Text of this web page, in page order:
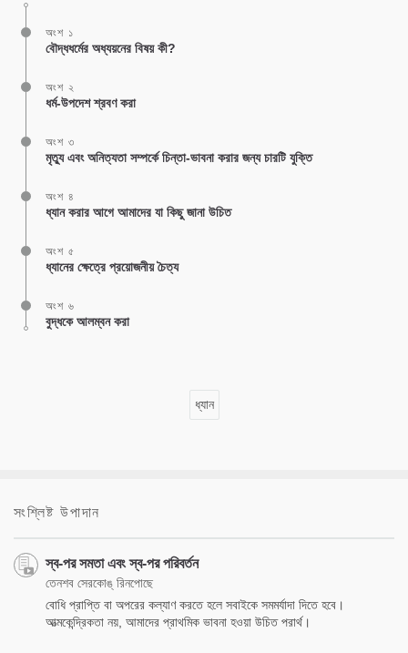
অংশ ১
বৌদ্ধধর্মের অধ্যয়নের বিষয় কী?
অংশ ২
ধর্ম-উপদেশ শ্রবণ করা
অংশ ৩
মৃত্যু এবং অনিত্যতা সম্পর্কে চিন্তা-ভাবনা করার জন্য চারটি যুক্তি
অংশ ৪
ধ্যান করার আগে আমাদের যা কিছু জানা উচিত
অংশ ৫
ধ্যানের ক্ষেত্রে প্রয়োজনীয় চৈত্য
অংশ ৬
বুদ্ধকে আলম্বন করা
ধ্যান
সংশ্লিষ্ট উপাদান
স্ব-পর সমতা এবং স্ব-পর পরিবর্তন
তেনশব সেরকোঙ্‌ রিনপোছে
বোধি প্রাপ্তি বা অপরের কল্যাণ করতে হলে সবাইকে সমমর্যাদা দিতে হবে।
আত্মকেন্দ্রিকতা নয়, আমাদের প্রাথমিক ভাবনা হওয়া উচিত পরার্থ।